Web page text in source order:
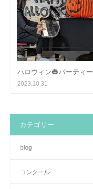
ハロウィン🎃パーティー
2023.10.31
カテゴリー
blog
コンクール